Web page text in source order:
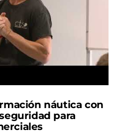
náutica con
para